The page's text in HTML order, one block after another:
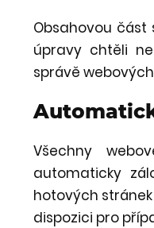
Obsahovou
úpravy chtěli
správě
Všechny
automaticky
hotových
dispozici pro